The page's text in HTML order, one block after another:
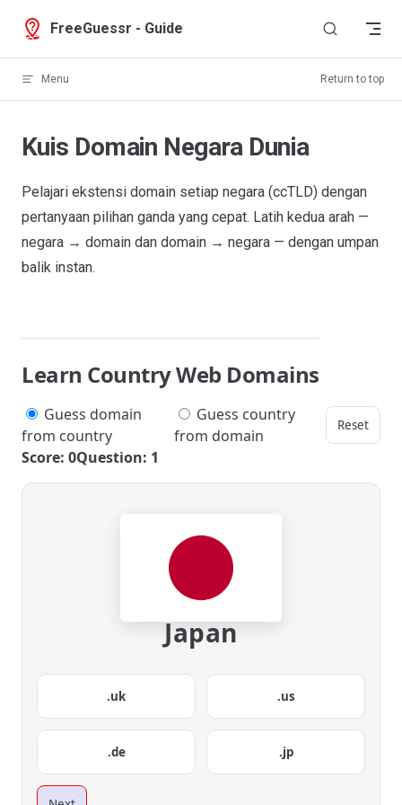
Skip to content
FreeGuessr - Guide
Menu Return to top
Kuis Domain Negara Dunia
Pelajari ekstensi domain setiap negara (ccTLD) dengan
pertanyaan pilihan ganda yang cepat. Latih kedua arah —
negara → domain dan domain → negara — dengan umpan
balik instan.
Learn Country Web Domains
Guess domain
from country
Guess country
from domain
Reset
Score: 0Question: 1
Japan
.uk .us
.de .jp